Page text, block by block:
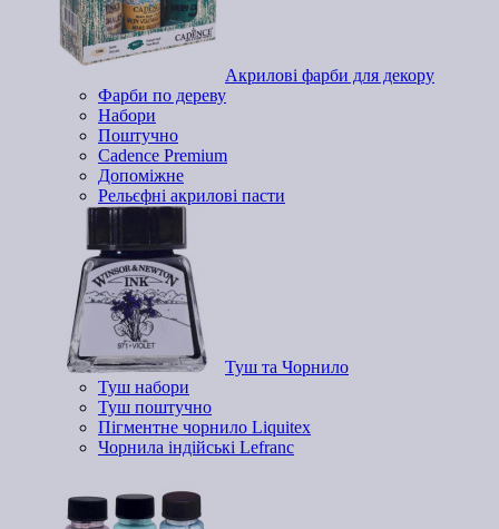
Акрилові фарби для декору
Фарби по дереву
Набори
Поштучно
Cadence Premium
Допоміжне
Рельєфні акрилові пасти
Туш та Чорнило
Туш набори
Туш поштучно
Пігментне чорнило Liquitex
Чорнила індійські Lefranc